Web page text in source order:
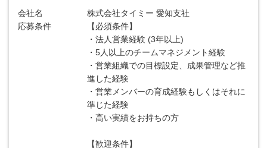
会社名
株式会社タイミー 愛知支社
応募条件
【必須条件】
・法人営業経験 (3年以上)
・5人以上のチームマネジメント経験
・営業組織での目標設定、成果管理など推
進した経験
・営業メンバーの育成経験もしくはそれに
準じた経験
・高い実績をお持ちの方
【歓迎条件】